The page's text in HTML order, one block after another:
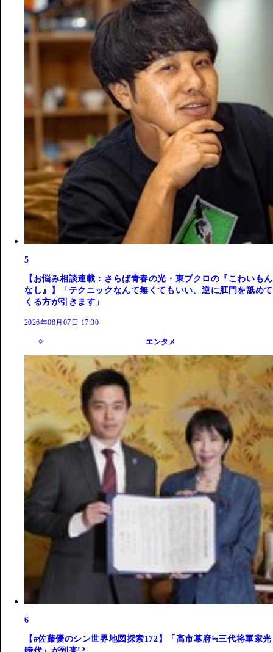
5
【お悩み相談連載：さらば青春の光・東ブクロの『こわいもん
なし』】「テクニックなんて無くてもいい。逆に肛門を舐めて
くる方が引きます」
2026年08月07日 17:30
エンタメ
6
【#佐藤優のシン世界地図探索172】「高市幕府≒三代将軍家光